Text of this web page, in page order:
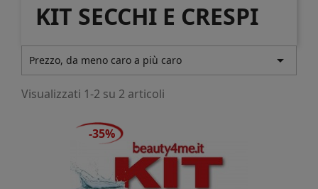
KIT SECCHI E CRESPI
Prezzo, da meno caro a più caro 
Visualizzati 1-2 su 2 articoli
-35%